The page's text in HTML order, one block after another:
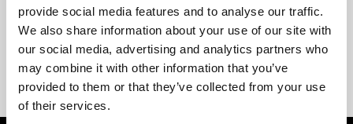
provide social media features and to analyse our traffic.
We also share information about your use of our site with
our social media, advertising and analytics partners who
may combine it with other information that you’ve
provided to them or that they’ve collected from your use
of their services.